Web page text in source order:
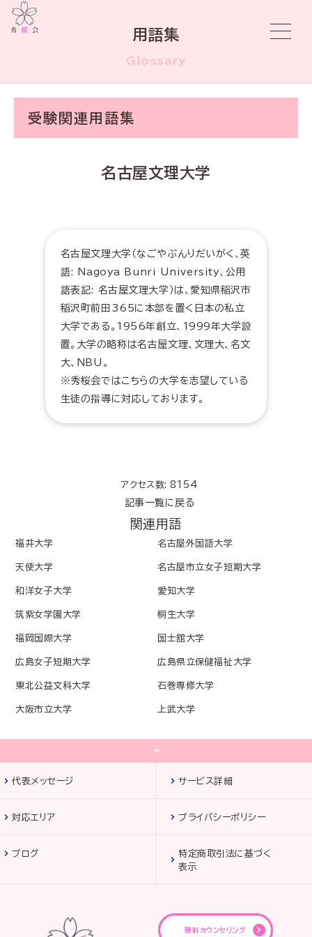
用語集
Glossary
受験関連用語集
名古屋文理大学
名古屋文理大学（なごやぶんりだいがく、英
語: Nagoya Bunri University、公用
語表記: 名古屋文理大学）は、愛知県稲沢市
稲沢町前田365に本部を置く日本の私立
大学である。1956年創立、1999年大学設
置。大学の略称は名古屋文理、文理大、名文
大、NBU。
※秀桜会ではこちらの大学を志望している
生徒の指導に対応しております。
アクセス数: 8154
記事一覧に戻る
関連用語
福井大学 名古屋外国語大学
天使大学 名古屋市立女子短期大学
和洋女子大学 愛知大学
筑紫女学園大学 桐生大学
福岡国際大学 国士舘大学
広島女子短期大学 広島県立保健福祉大学
東北公益文科大学 石巻専修大学
大阪市立大学 上武大学
代表メッセージ サービス詳細
対応エリア プライバシーポリシー
ブログ
特定商取引法に基づく
表示
無料カウンセリング